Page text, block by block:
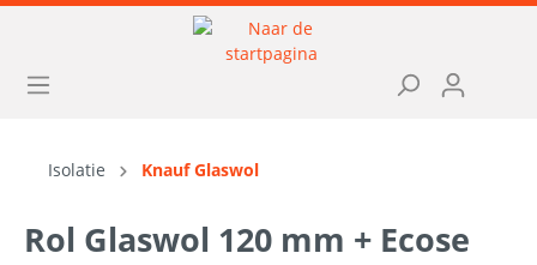
Isolatie Knauf Glaswol
Rol Glaswol 120 mm + Ecose